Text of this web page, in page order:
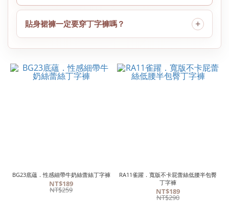
貼身裙褲一定要穿丁字褲嗎？
BG23底蘊．性感細帶牛奶絲蕾絲丁字褲
NT$189
NT$259
RA11雀躍．寬版不卡屁蕾絲低腰半包臀
丁字褲
NT$189
NT$290